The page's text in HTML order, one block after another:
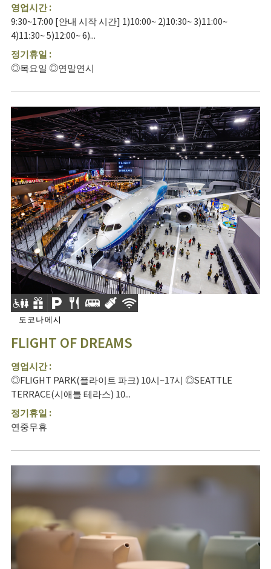
영업시간 :
9:30~17:00 [안내 시작 시간] 1)10:00~ 2)10:30~ 3)11:00~
4)11:30~ 5)12:00~ 6)...
정기휴일 :
◎목요일 ◎연말연시
도코나메시
FLIGHT OF DREAMS
영업시간 :
◎FLIGHT PARK(플라이트 파크) 10시~17시 ◎SEATTLE
TERRACE(시애틀 테라스) 10...
정기휴일 :
연중무휴